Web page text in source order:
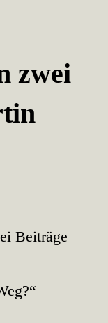
zwei
Beiträge